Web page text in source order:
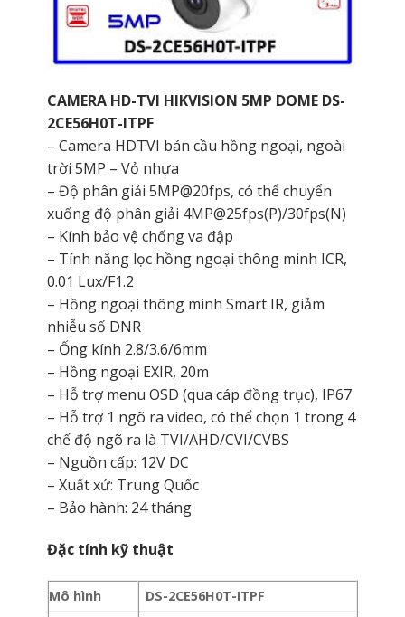
CAMERA HD-TVI HIKVISION 5MP DOME DS-
2CE56H0T-ITPF
– Camera HDTVI bán cầu hồng ngoại, ngoài
trời 5MP – Vỏ nhựa
– Độ phân giải 5MP@20fps, có thể chuyển
xuống độ phân giải 4MP@25fps(P)/30fps(N)
– Kính bảo vệ chống va đập
– Tính năng lọc hồng ngoại thông minh ICR,
0.01 Lux/F1.2
– Hồng ngoại thông minh Smart IR, giảm
nhiễu số DNR
– Ống kính 2.8/3.6/6mm
– Hồng ngoại EXIR, 20m
– Hỗ trợ menu OSD (qua cáp đồng trục), IP67
– Hỗ trợ 1 ngõ ra video, có thể chọn 1 trong 4
chế độ ngõ ra là TVI/AHD/CVI/CVBS
– Nguồn cấp: 12V DC
– Xuất xứ: Trung Quốc
– Bảo hành: 24 tháng
Đặc tính kỹ thuật
Mô hình
DS-2CE56H0T-ITPF